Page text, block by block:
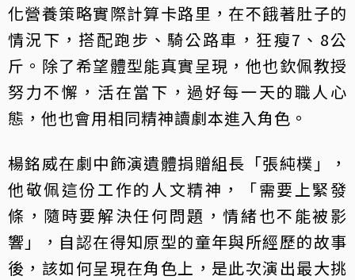
化營養策略實際計算卡路里，在不餓著肚子的
情況下，搭配跑步、騎公路車，狂瘦7、8公
斤。除了希望體型能真實呈現，他也欽佩教授
努力不懈，活在當下，過好每一天的職人心
態，他也會用相同精神讀劇本進入角色。
楊銘威在劇中飾演遺體捐贈組長「張純樸」，
他敬佩這份工作的人文精神，「需要上緊發
條，隨時要解決任何問題，情緒也不能被影
響」，自認在得知原型的童年與所經歷的故事
後，該如何呈現在角色上，是此次演出最大挑